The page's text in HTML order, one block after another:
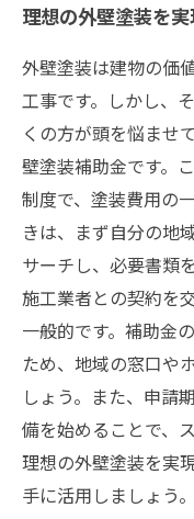
理想の外壁塗装を
外壁塗装は建物の価
工事です。しかし、
くの方が頭を悩ませ
壁塗装補助金です。
制度で、塗装費用の
きは、まず自分の地
サーチし、必要書類
施工業者との契約を
一般的です。補助金
ため、地域の窓口や
しょう。また、申請
備を始めることで、
理想の外壁塗装を実
手に活用しましょう。